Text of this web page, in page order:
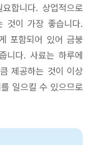
합니다. 상업적으로
것이 가장 좋습니다.
포함되어 있어 금붕
니다. 사료는 하루에
제공하는 것이 이상
일으킬 수 있으므로